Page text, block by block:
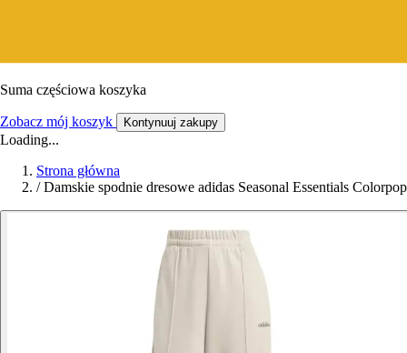
Suma częściowa koszyka
Zobacz mój koszyk Kontynuuj zakupy
Loading...
Strona główna
/ Damskie spodnie dresowe adidas Seasonal Essentials Colorpop